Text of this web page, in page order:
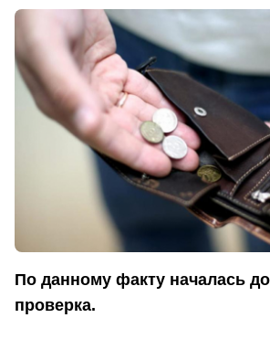
По данному факту началась
проверка.